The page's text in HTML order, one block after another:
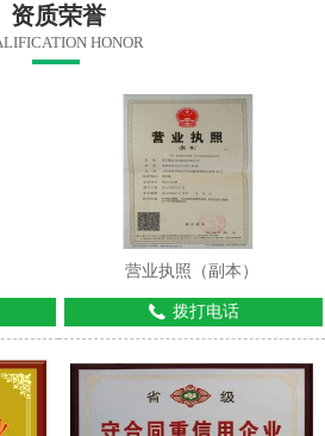
资质荣誉
HONOR
营业执照（副本）
拨打电话